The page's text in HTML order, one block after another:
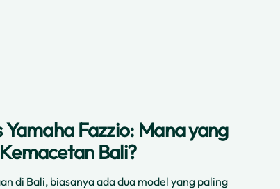
Yamaha Fazzio: Mana yang
Bali?
di Bali, biasanya ada dua model yang paling